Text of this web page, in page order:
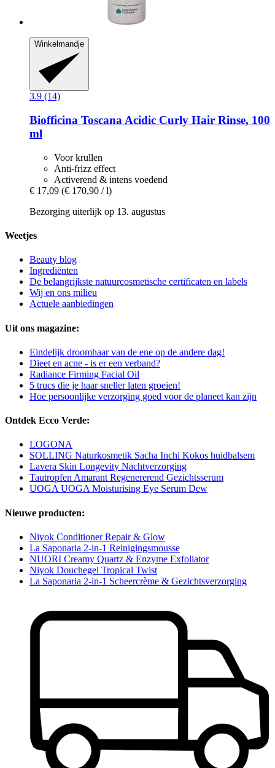
Winkelmandje
3.9 (14)
Biofficina Toscana Acidic Curly Hair Rinse, 100
ml
Voor krullen
Anti-frizz effect
Activerend & intens voedend
€ 17,09 (€ 170,90 / l)
Bezorging uiterlijk op 13. augustus
Weetjes
Beauty blog
Ingrediënten
De belangrijkste natuurcosmetische certificaten en labels
Wij en ons milieu
Actuele aanbiedingen
Uit ons magazine:
Eindelijk droomhaar van de ene op de andere dag!
Dieet en acne - is er een verband?
Radiance Firming Facial Oil
5 trucs die je haar sneller laten groeien!
Hoe persoonlijke verzorging goed voor de planeet kan zijn
Ontdek Ecco Verde:
LOGONA
SOLLING Naturkosmetik Sacha Inchi Kokos huidbalsem
Lavera Skin Longevity Nachtverzorging
Tautropfen Amarant Regenererend Gezichtsserum
UOGA UOGA Moisturising Eye Serum Dew
Nieuwe producten:
Niyok Conditioner Repair & Glow
La Saponaria 2-in-1 Reinigingsmousse
NUORI Creamy Quartz & Enzyme Exfoliator
Niyok Douchegel Tropical Twist
La Saponaria 2-in-1 Scheercrème & Gezichtsverzorging